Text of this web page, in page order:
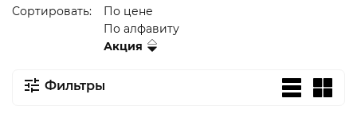
Сортировать:
По цене
По алфавиту
Акция
Фильтры